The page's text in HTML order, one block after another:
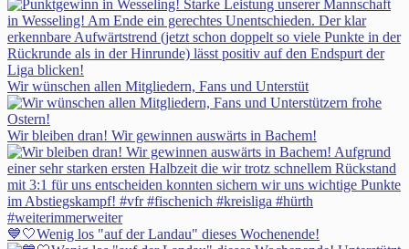
Wir wünschen allen Mitgliedern, Fans und Unterstüt
Wir bleiben dran! Wir gewinnen auswärts in Bachem!
💙🤍Wenig los "auf der Landau" dieses Wochenende!